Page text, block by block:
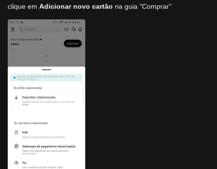
clique em Adicionar novo cartão na guia "Comprar"